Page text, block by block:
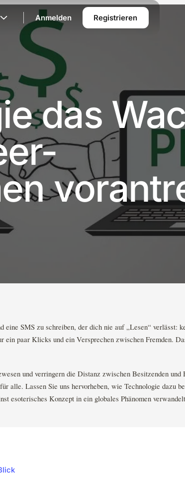
Anmelden Registrieren
das
SMS zu schreiben, der dich nie auf „Lesen“ verlässt:
ein paar Klicks und ein Versprechen zwischen Fremden.
und verringern die Distanz zwischen Besitzenden
alle. Lassen Sie uns hervorheben, wie Technologie dazu
esoterisches Konzept in ein globales Phänomen